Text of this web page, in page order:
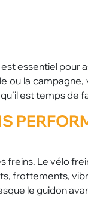
essentiel pour
ou la
est temps de
freins. Le vélo
frottements,
le guidon